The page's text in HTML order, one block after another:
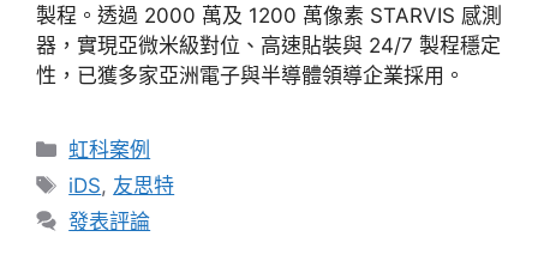
製程。透過 2000 萬及 1200 萬像素 STARVIS 感測
器，實現亞微米級對位、高速貼裝與 24/7 製程穩定
性，已獲多家亞洲電子與半導體領導企業採用。
虹科案例
iDS, 友思特
發表評論